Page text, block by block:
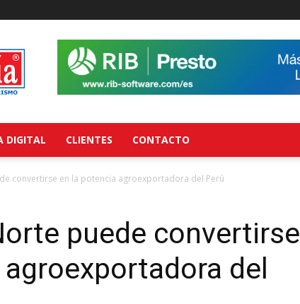
DIGITAL CLIENTES CONTACTO
convertirse en la potencia agroexportadora del Perú
puede convertirse
del